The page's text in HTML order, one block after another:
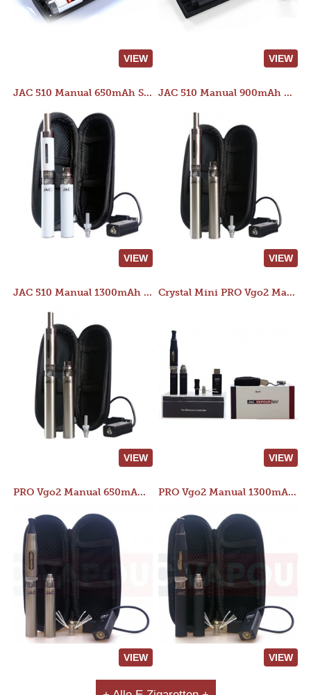
VIEW VIEW
JAC 510 Manual 650mAh Starter Kit
VIEW
JAC 510 Manual 900mAh Starter Kit
VIEW
JAC 510 Manual 1300mAh Starter Kit
VIEW
Crystal Mini PRO Vgo2 Manual 400mAh Kit
VIEW
PRO Vgo2 Manual 650mAh Kit
VIEW
PRO Vgo2 Manual 1300mAh Kit
VIEW